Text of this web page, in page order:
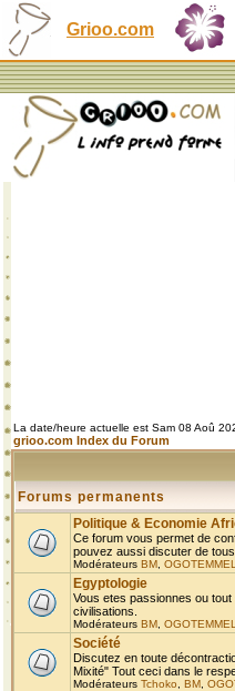
Grioo.com
La date/heure actuelle est Sam 08 Aoû
grioo.com Index du Forum
Forums permanents
Politique & Economie
Ce forum vous permet de
pouvez aussi discuter de
Modérateurs BM
Egyptologie
Vous etes passionnes ou
civilisations.
Modérateurs BM
Société
Discutez en toute
Mixité" Tout ceci dans le
Modérateurs Tchoko BM